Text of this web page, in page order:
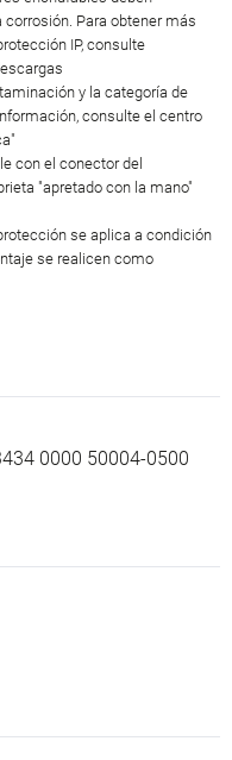
Para obtener más
IP, consulte
y la categoría de
consulte el centro
con el conector del
"apretado con la mano"
se aplica a condición
se realicen como
0000 50004-0500